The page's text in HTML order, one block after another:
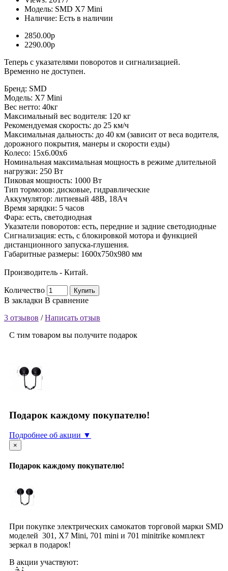
Модель: SMD X7 Mini
Наличие: Есть в наличии
2850.00р
2290.00р
Теперь с указателями поворотов и сигнализацией.
Временно не доступен.
Бренд: SMD
Модель: X7 Mini
Вес нетто: 40кг
Максимальный вес водителя: 120 кг
Рекомендуемая скорость: до 25 км/ч
Максимальная дальность: до 40 км (зависит от веса водителя,
дорожного покрытия, манеры и скорости езды)
Колесо: 15х6.00х6
Номинальная максимальная мощность в режиме длительной
нагрузки: 250 Вт
Пиковая мощность: 1000 Вт
Тип тормозов: дисковые, гидравлические
Аккумулятор: литиевый 48В, 18Ач
Время зарядки: 5 часов
Фара: есть, светодиодная
Указатели поворотов: есть, передние и задние светодиодные
Сигнализация: есть, с блокировкой мотора и функцией
дистанционного запуска-глушения.
Габаритные размеры: 1600х750х980 мм
Производитель - Китай.
Количество Купить
В закладки В сравнение
3 отзывов /Написать отзыв
С тим товаром вы получите подарок
Подарок каждому покупателю!
Подробнее об акции ▼
×
Подарок каждому покупателю!
При покупке электрических самокатов торговой марки SMD
моделей 301, X7 Mini, 701 mini и 701 minitrike комплект
зеркал в подарок!
В акции участвуют: